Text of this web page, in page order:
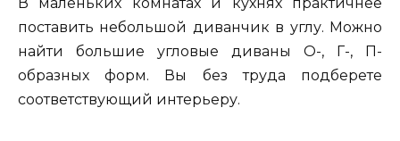
поставить небольшой диванчик в углу. Можно
найти большие угловые диваны О-, Г-, П-
образных форм. Вы без труда подберете
соответствующий интерьеру.